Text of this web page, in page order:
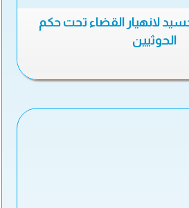
لانهيار القضاء تحت حكم
الحوثيين